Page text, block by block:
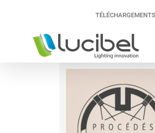
TÉLÉCHARGEMENTS